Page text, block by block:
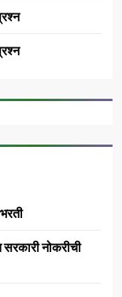
नोकरीची